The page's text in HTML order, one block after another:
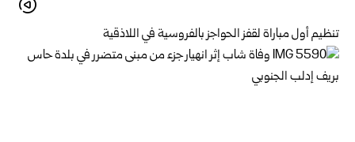
تنظيم أول مباراة لقفز الحواجز بالفروسية في اللاذقية